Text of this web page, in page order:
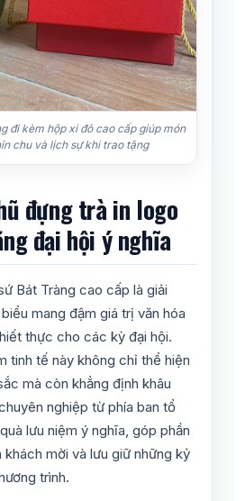
đi kèm hộp xi đỏ cao cấp giúp món
chu và lịch sự khi trao tặng
đựng trà in logo
đại hội ý nghĩa
Bát Tràng cao cấp là giải
mang đậm giá trị văn hóa
thực cho các kỳ đại hội.
tinh tế này không chỉ thể hiện
mà còn khẳng định khâu
nghiệp từ phía ban tổ
lưu niệm ý nghĩa, góp phần
mời và lưu giữ những kỷ
trình.